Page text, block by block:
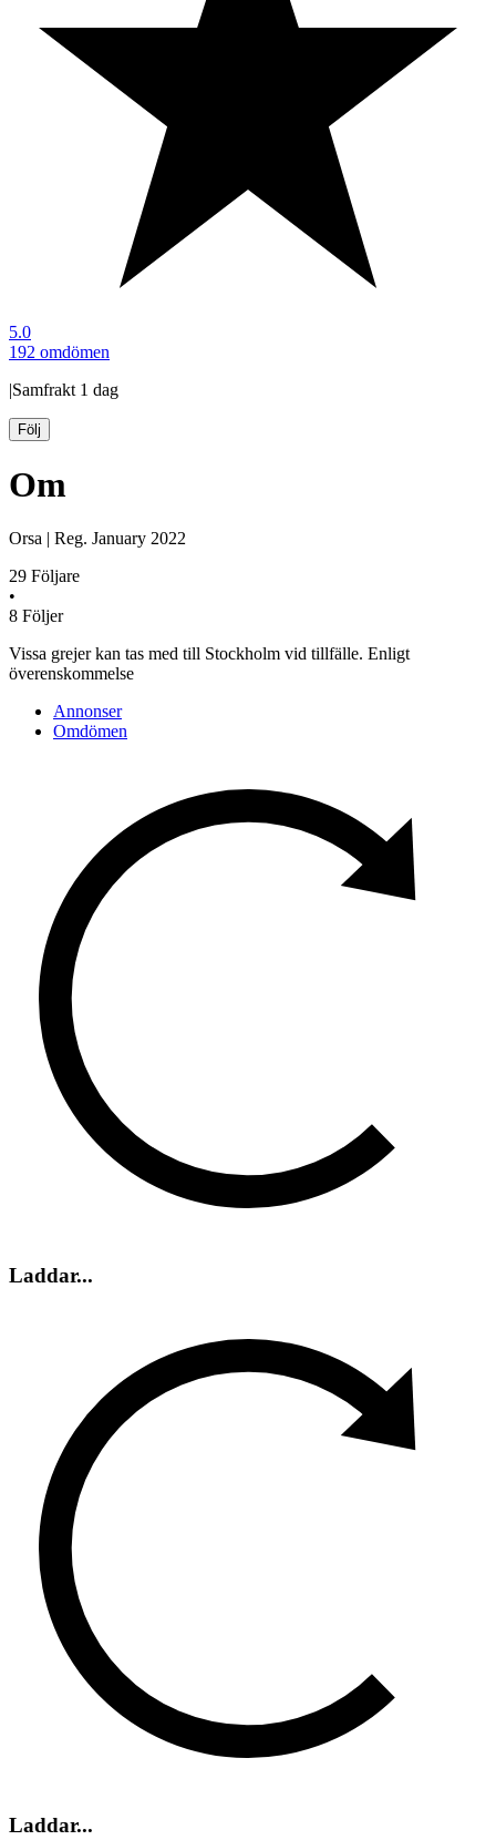
5.0
192 omdömen
|Samfrakt 1 dag
Följ
Om
Orsa Reg. January 2022
29 Följare
•
8 Följer
Vissa grejer kan tas med till Stockholm vid tillfälle. Enligt
överenskommelse
Annonser
Omdömen
Laddar...
Laddar...